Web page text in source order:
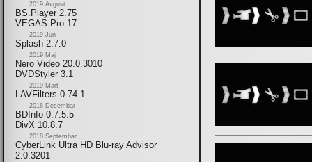
2019 Avgust
BS.Player 2.75
VEGAS Pro 17
2019 Jun
Splash 2.7.0
2019 Maj
Nero Video 20.0.3010
DVDStyler 3.1
2019 Mart
LAVFilters 0.74.1
2018 Decembar
BDInfo 0.7.5.5
DivX 10.8.7
2018 Septembar
CyberLink Ultra HD Blu-ray Advisor
2.0.3201